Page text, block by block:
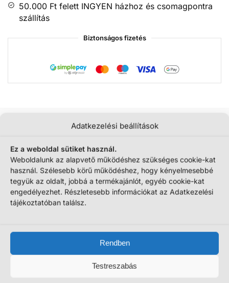
Adatkezelési beállítások
Ez a weboldal sütiket használ.
Weboldalunk az alapvető működéshez szükséges cookie-kat
használ. Szélesebb körű működéshez, hogy kényelmesebbé
tegyük az oldalt, jobbá a termékajánlót, egyéb cookie-kat
engedélyezhet. Részletesebb információkat az Adatkezelési
tájékoztatóban találsz.
Rendben
Testreszabás
50.000 Ft felett INGYEN házhoz és csomagpontra
szállítás
Biztonságos fizetés
További információk
Szállítási információk
Tömeg 250 g